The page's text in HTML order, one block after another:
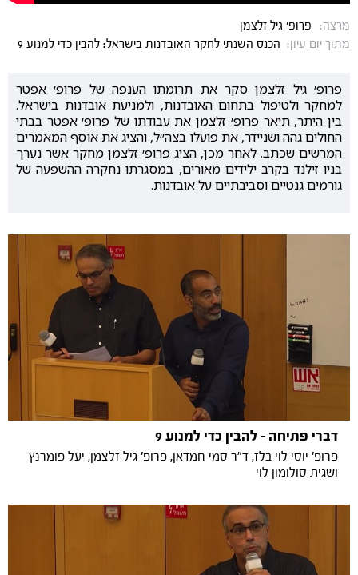
מרצה:
פרופ' גיל זלצמן
מתוך יום עיון: הכנס השנתי לחקר האובדנות בישראל: להבין כדי למנוע 9
פרופ׳ גיל זלצמן סקר את תרומתו הענפה של פרופ׳ אפטר
למחקר ולטיפול בתחום האובדנות, ולמניעת אובדנות בישראל.
בין היתר, תיאר פרופ׳ זלצמן את עבודתו של פרופ׳ אפטר בבתי
החולים גהה ושניידר, את פועלו בצה״ל, והציג את אוסף המאמרים
המרשים שכתב. לאחר מכן, הציג פרופ׳ זלצמן מחקר אשר נערך
בניו זילנד בקרב ילידים מאורים, במסגרתו נחקרה ההשפעה של
גורמים גנטיים וסביבתיים על אובדנות.
דברי פתיחה - להבין כדי למנוע 9
פרופ' יוסי לוי בלז, ד"ר סמי חמדאן, פרופ' גיל זלצמן, יעל פומרנץ
ושגית סולומון לוי